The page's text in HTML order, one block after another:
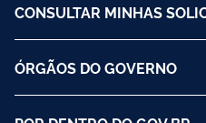
CONSULTAR MINHAS
ÓRGÃOS DO GOVERNO